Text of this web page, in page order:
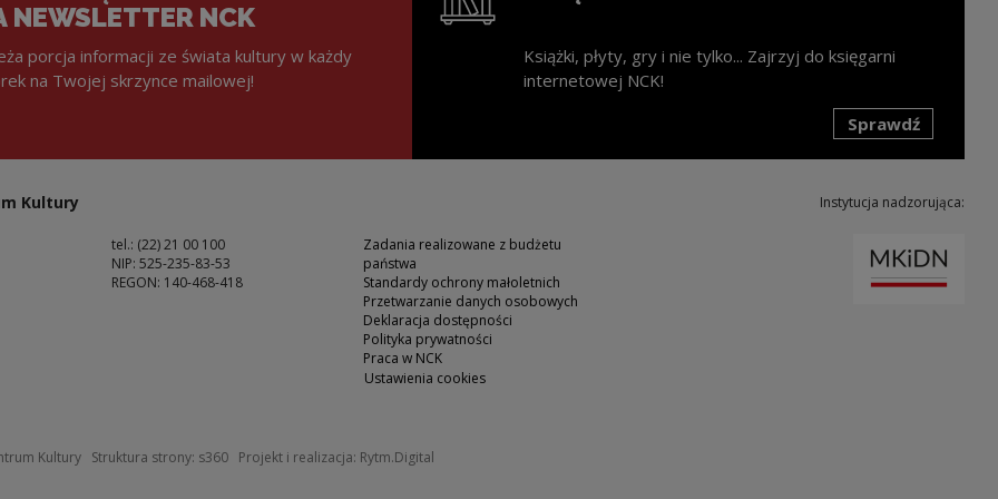
NEWSLETTER NCK
porcja informacji ze świata kultury w każdy
na Twojej skrzynce mailowej!
Książki, płyty, gry i nie tylko... Zajrzyj do księgarni
internetowej NCK!
Sprawdź
Kultury
tel.: (22) 21 00 100
NIP: 525-235-83-53
REGON: 140-468-418
Zadania realizowane z budżetu
państwa
Standardy ochrony małoletnich
Przetwarzanie danych osobowych
Deklaracja dostępności
Polityka prywatności
Praca w NCK
Ustawienia cookies
Instytucja nadzorująca:
Kultury Struktura strony: s360Uwaga, link zostanie otwarty w nowym oknie
Projekt i realizacja: Rytm.Digital